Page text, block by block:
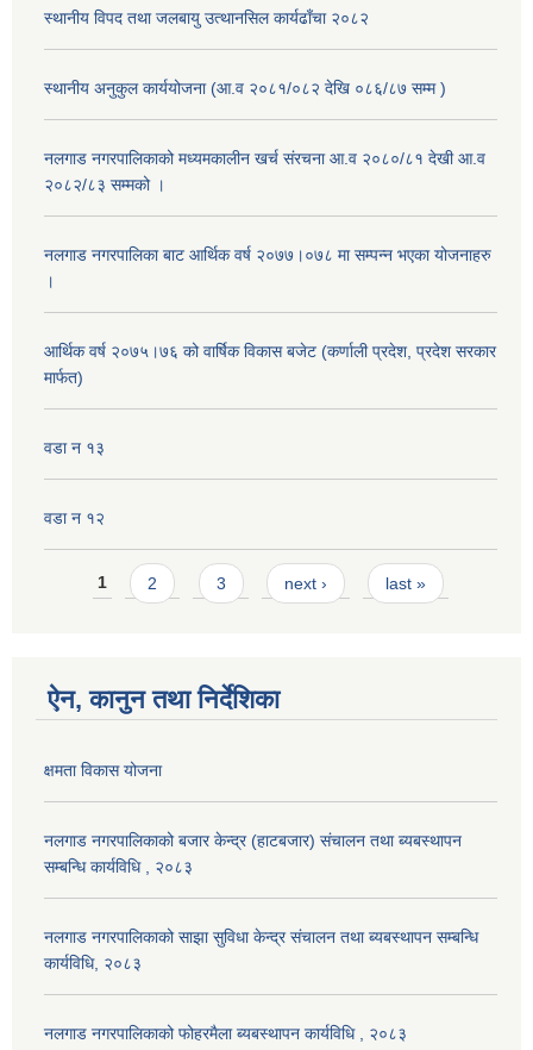
स्थानीय विपद तथा जलबायु उत्थानसिल कार्यढाँचा २०८२
स्थानीय अनुकुल कार्ययोजना (आ.व २०८१/०८२ देखि ०८६/८७ सम्म )
नलगाड नगरपालिकाको मध्यमकालीन खर्च संरचना आ.व २०८०/८१ देखी आ.व
२०८२/८३ सम्मको ।
नलगाड नगरपालिका बाट आर्थिक वर्ष २०७७।०७८ मा सम्पन्न भएका योजनाहरु
।
आर्थिक वर्ष २०७५।७६ को वार्षिक विकास बजेट (कर्णाली प्रदेश, प्रदेश सरकार
मार्फत)
वडा न १३
वडा न १२
Pages
1 2 3 next › last »
ऐन, कानुन तथा निर्देशिका
क्षमता विकास योजना
नलगाड नगरपालिकाको बजार केन्द्र (हाटबजार) संचालन तथा ब्यबस्थापन
सम्बन्धि कार्यविधि , २०८३
नलगाड नगरपालिकाको साझा सुविधा केन्द्र संचालन तथा ब्यबस्थापन सम्बन्धि
कार्यविधि, २०८३
नलगाड नगरपालिकाको फोहरमैला ब्यबस्थापन कार्यविधि , २०८३